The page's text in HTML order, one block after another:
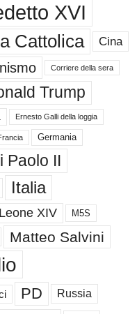
XVI
Cattolica Cina
Corriere della sera
Trump
Ernesto Galli della loggia
Germania
Paolo II
Italia
Leone XIV M5S
Matteo Salvini
PD Russia